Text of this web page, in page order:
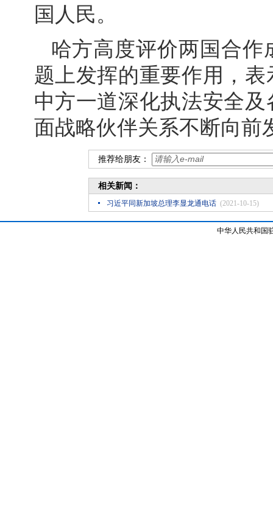
国人民。
哈方高度评价两国合
题上发挥的重要作用，
中方一道深化执法安全
面战略伙伴关系不断向前
推荐给朋友：
相关新闻：
习近平同新加坡总理李显龙通电话 (2021-10-15)
中华人民共和国